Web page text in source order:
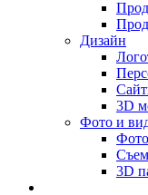
Дизайн
3D
Фото и
3D